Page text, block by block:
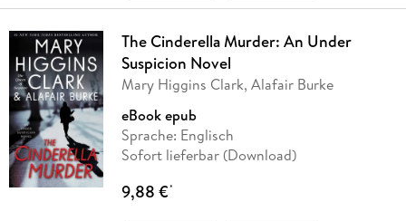
The Cinderella Murder: An Under
Suspicion Novel
Mary Higgins Clark, Alafair Burke
eBook epub
Sprache: Englisch
Sofort lieferbar (Download)
9,88 €*